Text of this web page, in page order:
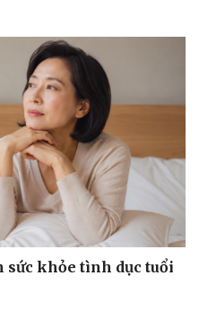
sức khỏe tình dục tuổi